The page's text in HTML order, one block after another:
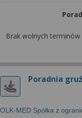
Brak wolnych
Poradnia
OLK-MED Spółka z